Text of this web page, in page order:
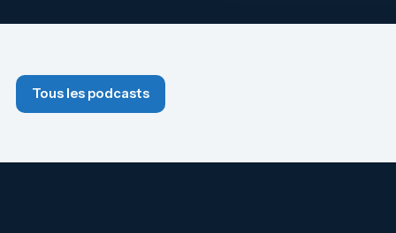
Tous les podcasts